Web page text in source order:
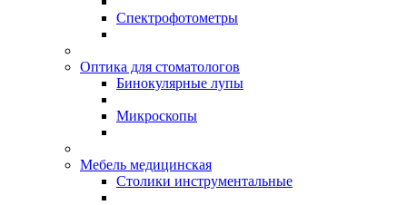
Спектрофотометры
Оптика для стоматологов
Бинокулярные лупы
Микроскопы
Мебель медицинская
Столики инструментальные